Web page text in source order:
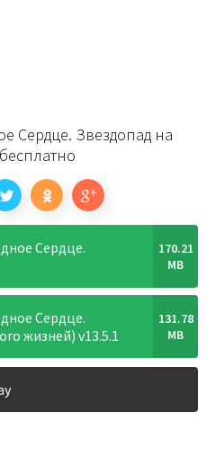
Сердце. Звездопад на
Сердце.
170.21
MB
Сердце.
жизней) v13.5.1
131.78
MB